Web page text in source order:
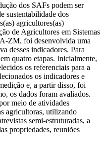
dos SAFs podem ser
sustentabilidade dos
agricultores(as)
de Agricultores em Sistemas
ZM, foi desenvolvida uma
desses indicadores. Para
quatro etapas. Inicialmente,
os referenciais para a
os indicadores e
e, a partir disso, foi
os dados foram avaliados.
meio de atividades
agricultoras, utilizando
semi-estruturadas, a
propriedades, reuniões